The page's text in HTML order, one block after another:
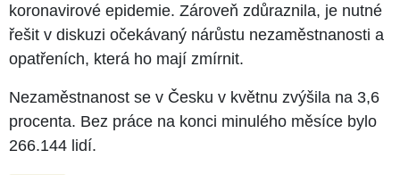
koronavirové epidemie. Zároveň zdůraznila, je nutné
řešit v diskuzi očekávaný nárůstu nezaměstnanosti a
opatřeních, která ho mají zmírnit.
Nezaměstnanost se v Česku v květnu zvýšila na 3,6
procenta. Bez práce na konci minulého měsíce bylo
266.144 lidí.